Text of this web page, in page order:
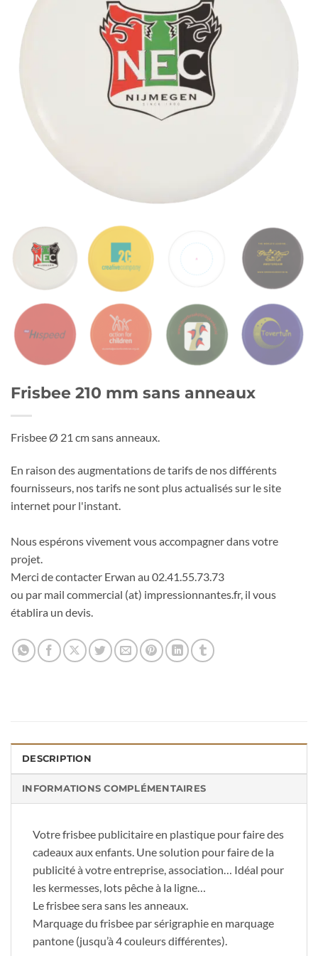
Frisbee 210 mm sans anneaux
Frisbee Ø 21 cm sans anneaux.
En raison des augmentations de tarifs de nos différents
fournisseurs, nos tarifs ne sont plus actualisés sur le site
internet pour l'instant.
Nous espérons vivement vous accompagner dans votre
projet.
Merci de contacter Erwan au 02.41.55.73.73
ou par mail commercial (at) impressionnantes.fr, il vous
établira un devis.
DESCRIPTION
INFORMATIONS COMPLÉMENTAIRES
Votre frisbee publicitaire en plastique pour faire des
cadeaux aux enfants. Une solution pour faire de la
publicité à votre entreprise, association… Idéal pour
les kermesses, lots pêche à la ligne…
Le frisbee sera sans les anneaux.
Marquage du frisbee par sérigraphie en marquage
pantone (jusqu’à 4 couleurs différentes).